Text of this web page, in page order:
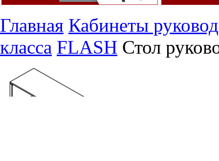
Главная Кабинеты
класса FLASH Стол